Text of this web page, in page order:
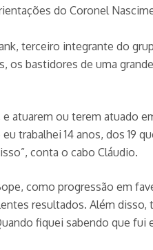
do Coronel
terceiro integrante do
bastidores de uma
atuarem ou terem atuado
14 anos, dos 19
conta o cabo Cláudio.
como progressão em
resultados. Além
fiquei sabendo que